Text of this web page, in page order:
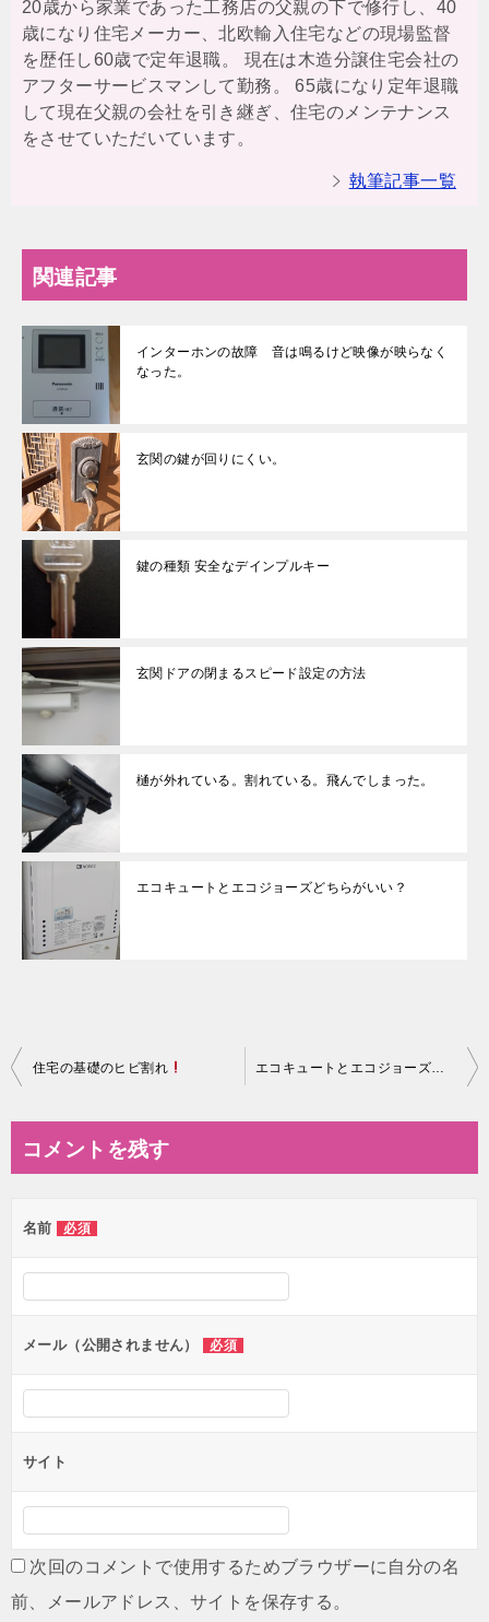
20歳から家業であった工務店の父親の下で修行し、40
歳になり住宅メーカー、北欧輸入住宅などの現場監督
を歴任し60歳で定年退職。 現在は木造分譲住宅会社の
アフターサービスマンして勤務。 65歳になり定年退職
して現在父親の会社を引き継ぎ、住宅のメンテナンス
をさせていただいています。
執筆記事一覧
関連記事
インターホンの故障 音は鳴るけど映像が映らなく
なった。
玄関の鍵が回りにくい。
鍵の種類 安全なデインプルキー
玄関ドアの閉まるスピード設定の方法
樋が外れている。割れている。飛んでしまった。
エコキュートとエコジョーズどちらがいい？
投
ビ
ー
シ
ン
住宅の基礎のヒビ割れ エコキュートとエコジョーズどちらがいい？
コメントを残す
名前 必須
メール（公開されません） 必須
サイト
次回のコメントで使用するためブラウザーに自分の名
前、メールアドレス、サイトを保存する。